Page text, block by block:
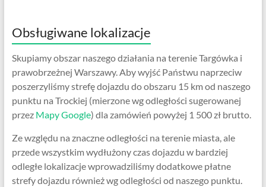
Obsługiwane lokalizacje
Skupiamy obszar naszego działania na terenie Targówka i
prawobrzeżnej Warszawy. Aby wyjść Państwu naprzeciw
poszerzyliśmy strefę dojazdu do obszaru 15 km od naszego
punktu na Trockiej (mierzone wg odległości sugerowanej
przez Mapy Google) dla zamówień powyżej 1 500 zł brutto.
Ze względu na znaczne odległości na terenie miasta, ale
przede wszystkim wydłużony czas dojazdu w bardziej
odległe lokalizacje wprowadziliśmy dodatkowe płatne
strefy dojazdu również wg odległości od naszego punktu.